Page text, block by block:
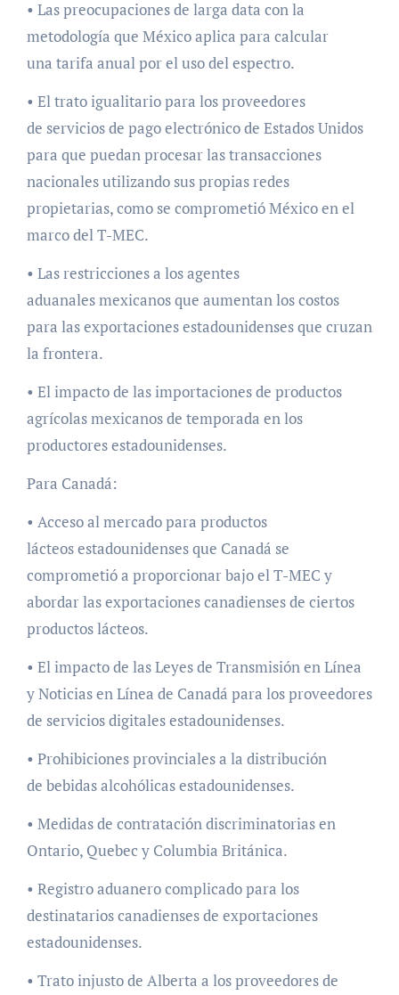
• Las preocupaciones de larga data con la
metodología que México aplica para calcular
una tarifa anual por el uso del espectro.
• El trato igualitario para los proveedores
de servicios de pago electrónico de Estados Unidos
para que puedan procesar las transacciones
nacionales utilizando sus propias redes
propietarias, como se comprometió México en el
marco del T-MEC.
• Las restricciones a los agentes
aduanales mexicanos que aumentan los costos
para las exportaciones estadounidenses que cruzan
la frontera.
• El impacto de las importaciones de productos
agrícolas mexicanos de temporada en los
productores estadounidenses.
Para Canadá:
• Acceso al mercado para productos
lácteos estadounidenses que Canadá se
comprometió a proporcionar bajo el T-MEC y
abordar las exportaciones canadienses de ciertos
productos lácteos.
• El impacto de las Leyes de Transmisión en Línea
y Noticias en Línea de Canadá para los proveedores
de servicios digitales estadounidenses.
• Prohibiciones provinciales a la distribución
de bebidas alcohólicas estadounidenses.
• Medidas de contratación discriminatorias en
Ontario, Quebec y Columbia Británica.
• Registro aduanero complicado para los
destinatarios canadienses de exportaciones
estadounidenses.
• Trato injusto de Alberta a los proveedores de